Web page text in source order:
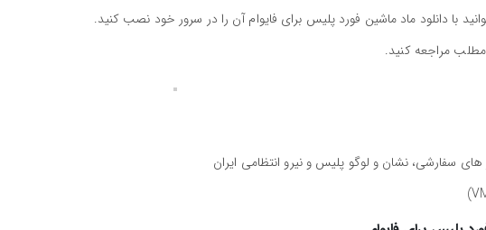
با دانلود ماد ماشین فورد پلیس برای فایوام آن را در سرور خود نصب کنید.
مراجعه کنید.
سفارشی، نشان و لوگو پلیس و نیرو انتظامی ایران